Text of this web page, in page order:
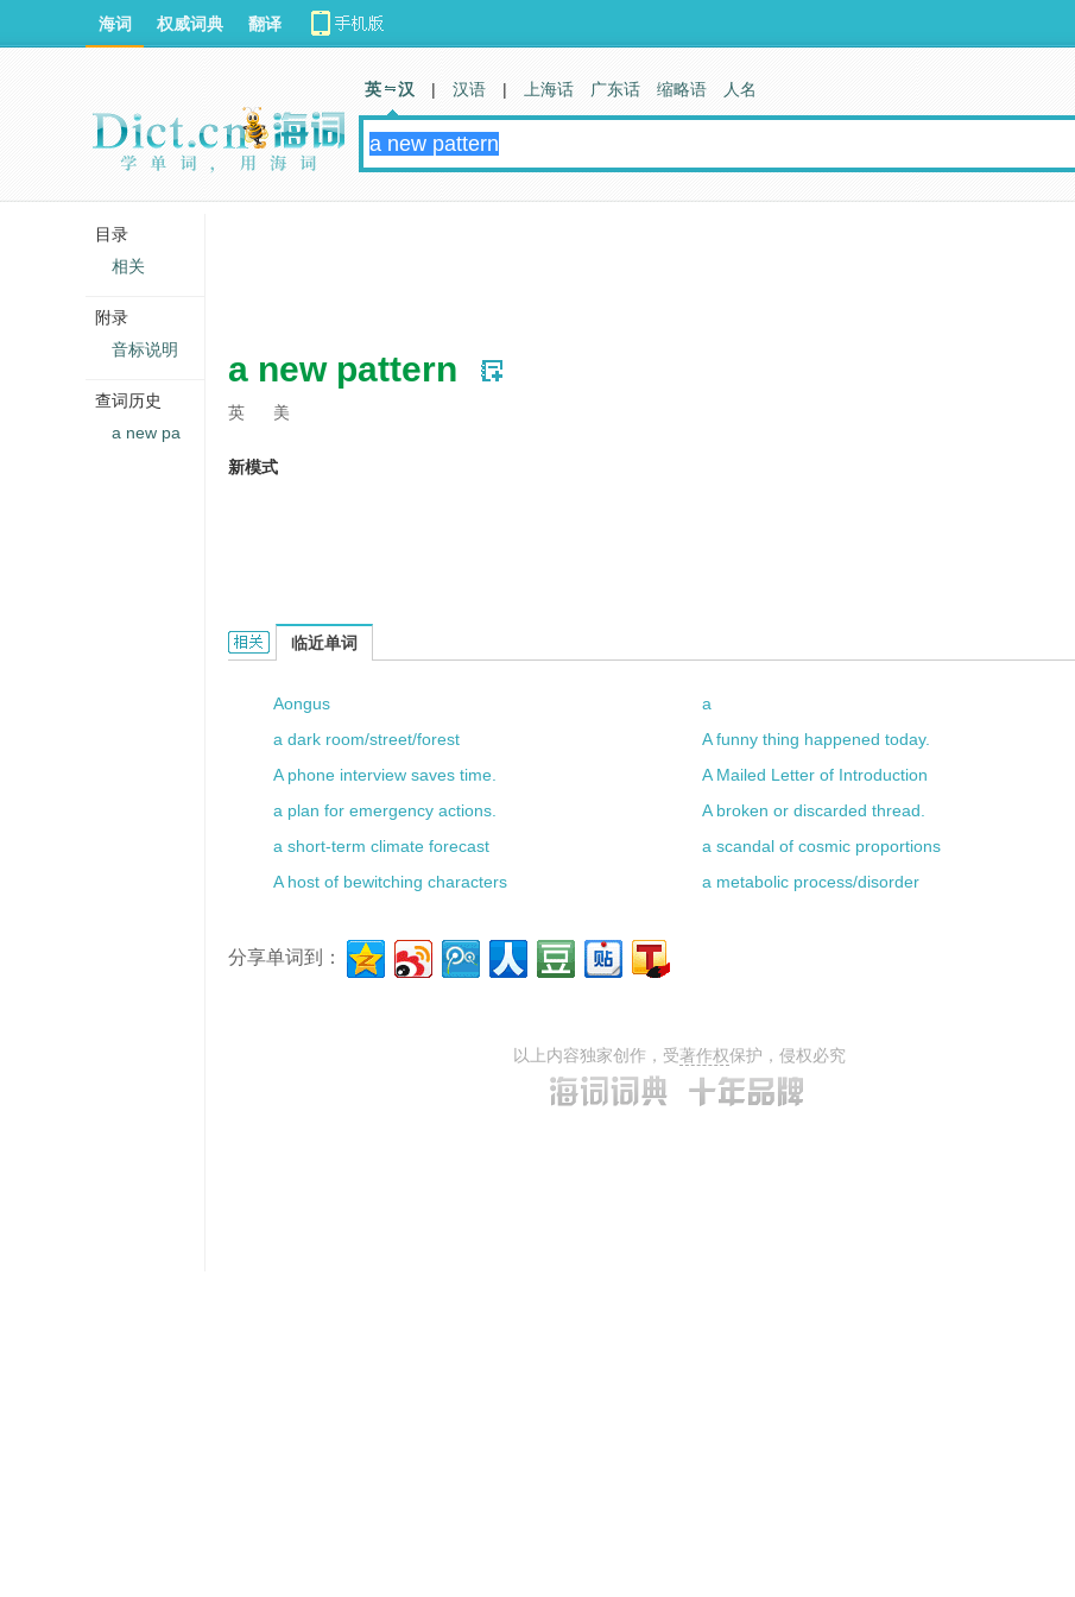
a new pattern
英 美
新模式
a new pattern的相关资料：
临近单词
Aongus
a
a dark room/street/forest
A funny thing happened today.
A phone interview saves time.
A Mailed Letter of Introduction
a plan for emergency actions.
A broken or discarded thread.
a short-term climate forecast
a scandal of cosmic proportions
A host of bewitching characters
a metabolic process/disorder
分享单词到：
以上内容独家创作，受著作权保护，侵权必究
海词 权威词典 翻译
英 汉 | 汉语 | 上海话 广东话 缩略语 人名
目录
相关
附录
音标说明
查词历史
a new pa